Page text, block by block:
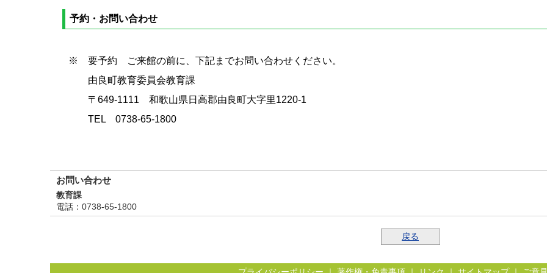
予約・お問い合わせ
※ 要予約 ご来館の前に、下記までお問い合わせください。
由良町教育委員会教育課
〒649-1111 和歌山県日高郡由良町大字里1220-1
TEL 0738-65-1800
お問い合わせ
教育課
電話 ：0738-65-1800
戻る